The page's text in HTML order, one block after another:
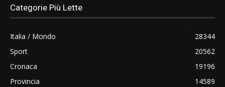
Categorie Più Lette
Italia / Mondo
28344
Sport
20562
Cronaca
19196
Provincia
14589